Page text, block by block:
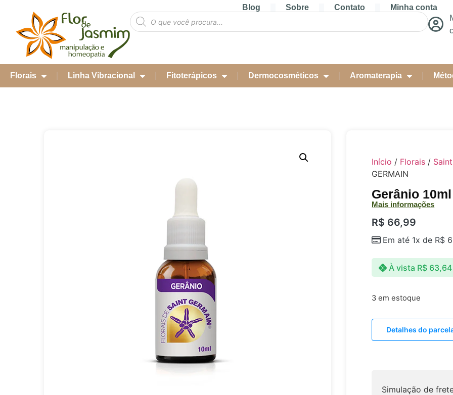
Blog Sobre Contato Minha conta
Florais Linha Vibracional Fitoterápicos Dermocosméticos Aromaterapia
Início / Florais /
GERMAIN
Gerânio
Mais informações
R$ 66,99
Em até 1x de R$
À vista R$63,64
3 em estoque
Detalhes do
Simulação de